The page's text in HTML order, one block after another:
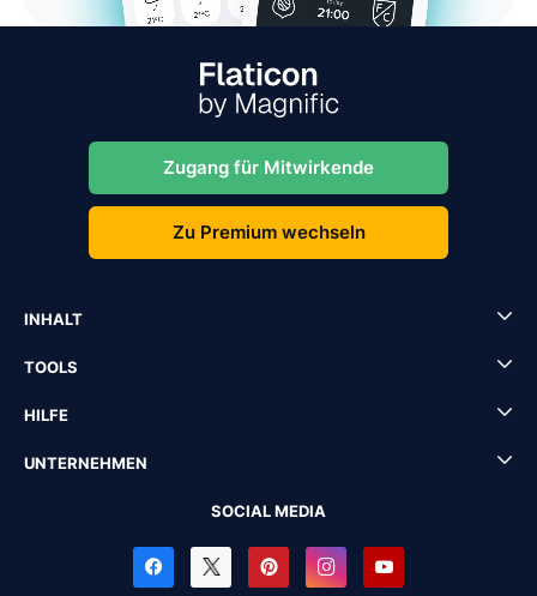
Zugang für Mitwirkende
Zu Premium wechseln
INHALT
TOOLS
HILFE
UNTERNEHMEN
SOCIAL MEDIA